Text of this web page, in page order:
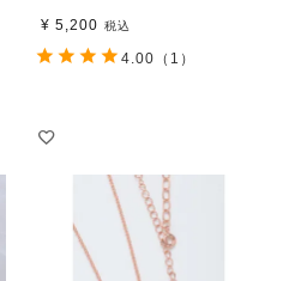
¥ 5,200 税込
4.00 （1）